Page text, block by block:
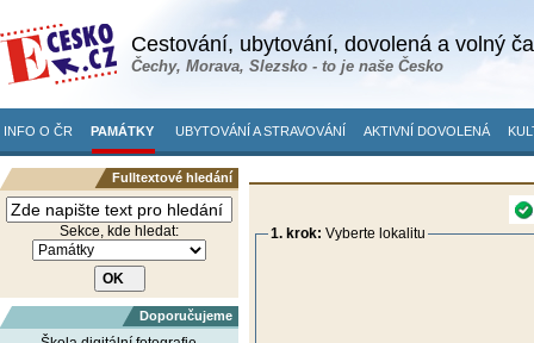
Cestování, ubytování, dovolená a volný
Čechy, Morava, Slezsko - to je naše Česko
INFO O ČR PAMÁTKY UBYTOVÁNÍ A STRAVOVÁNÍ AKTIVNÍ DOVOLENÁ
Fulltextové hledání
Sekce, kde hledat:
Doporučujeme
1. krok: Vyberte lokalitu